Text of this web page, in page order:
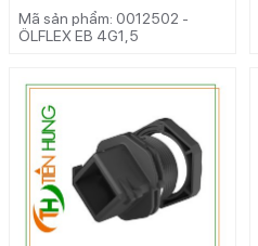
Mã sản phẩm: 0012502 -
ÖLFLEX EB 4G1,5